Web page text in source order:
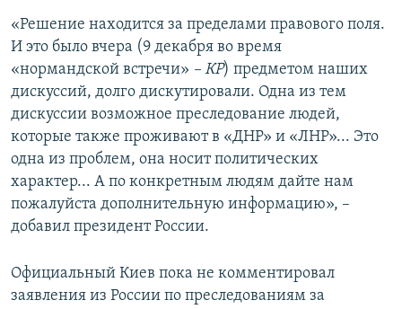
«Решение находится за пределами правового поля.
И это было вчера (9 декабря во время
«нормандской встречи» – КР) предметом наших
дискуссий, долго дискутировали. Одна из тем
дискуссии возможное преследование людей,
которые также проживают в «ДНР» и «ЛНР»... Это
одна из проблем, она носит политических
характер... А по конкретным людям дайте нам
пожалуйста дополнительную информацию», –
добавил президент России.
Официальный Киев пока не комментировал
заявления из России по преследованиям за